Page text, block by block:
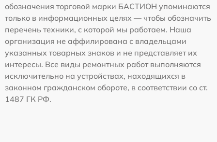
обозначения торговой марки БАСТИОН упоминаются
только в информационных целях — чтобы обозначить
перечень техники, с которой мы работаем. Наша
организация не аффилирована с владельцами
указанных товарных знаков и не представляет их
интересы. Все виды ремонтных работ выполняются
исключительно на устройствах, находящихся в
законном гражданском обороте, в соответствии со ст.
1487 ГК РФ.